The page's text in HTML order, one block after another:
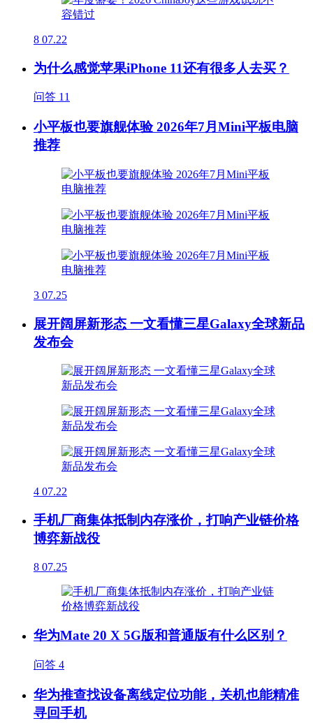
8 07.22
为什么感觉苹果iPhone 11还有很多人去买？
问答 11
小平板也要旗舰体验 2026年7月Mini平板电脑
推荐
3 07.25
展开阔屏新形态 一文看懂三星Galaxy全球新品
发布会
4 07.22
手机厂商集体抵制内存涨价，打响产业链价格
博弈新战役
8 07.25
华为Mate 20 X 5G版和普通版有什么区别？
问答 4
华为推查找设备离线定位功能，关机也能精准
寻回手机